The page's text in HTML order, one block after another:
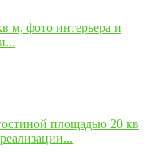
м, фото интерьера и
площадью 20 кв